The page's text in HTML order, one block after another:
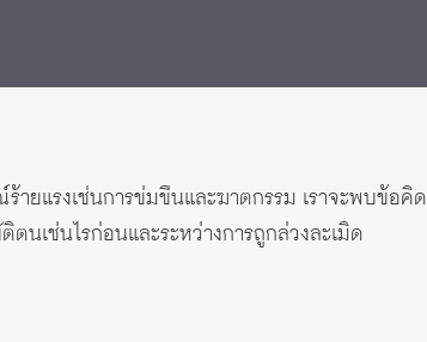
ยแรงเช่นการข่มขืนและฆาตกรรม เราจะพบข้อคิด
เช่นไรก่อนและระหว่างการถูกล่วงละเมิด